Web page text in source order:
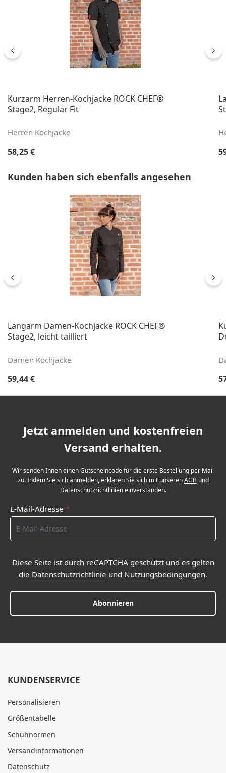
Kurzarm Herren-Kochjacke ROCK CHEF®
Stage2, Regular Fit
Herren Kochjacke
Regulärer Preis:
58,25 €
Produktgalerie überspringen
Kunden haben sich ebenfalls angesehen
Langarm Damen-Kochjacke ROCK CHEF®
Stage2, leicht tailliert
Damen Kochjacke
Regulärer Preis:
59,44 €
Jetzt anmelden und kostenfreien
Versand erhalten.
Wir senden Ihnen einen Gutscheincode für die erste Bestellung per Mail
zu. Indem Sie sich anmelden, erklären Sie sich mit unserenAGBund
Datenschutzrichtlinieneinverstanden.
E-Mail-Adresse *
Diese Seite ist durch reCAPTCHA geschützt und es gelten
die Datenschutzrichtlinie und Nutzungsbedingungen.
Abonnieren
KUNDENSERVICE
Personalisieren
Größentabelle
Schuhnormen
Versandinformationen
Datenschutz